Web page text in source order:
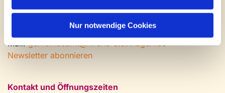
Nur notwendige Cookies
Evangelische Kirchengemeinde Steinhagen
0 52 04 / 36 28
Mail:gemeindeamt@kirche-steinhagen.de
Newsletter abonnieren
Kontakt und Öffnungszeiten